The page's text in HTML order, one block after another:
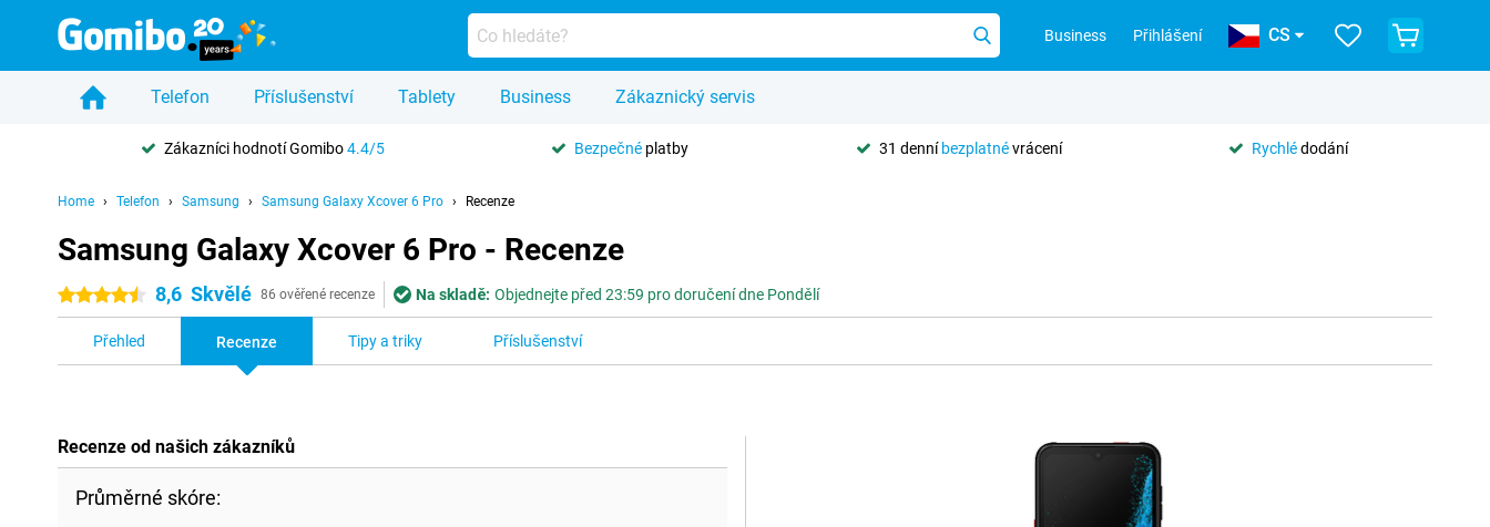
Business Přihlášení CS
Telefon Příslušenství Tablety Business Zákaznický servis
Zákazníci hodnotí Gomibo4.4/5 Bezpečné platby 31 denníbezplatnévrácení Rychlédodání
Home Telefon Samsung Samsung Galaxy Xcover 6 Pro Recenze
Samsung Galaxy Xcover 6 Pro - Recenze
4.5 hvězdičky 8,6 Skvělé 86 ověřené recenze Na skladě: Objednejte před 23:59 pro doručení dne Pondělí
Přehled Recenze Tipy a triky Příslušenství
Recenze od našich zákazníků
Průměrné skóre: